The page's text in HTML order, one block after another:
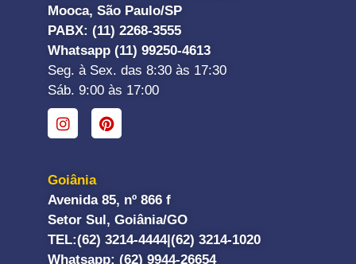
Mooca, São Paulo/SP
PABX: (11) 2268-3555
Whatsapp (11) 99250-4613
Seg. à Sex. das 8:30 às 17:30
Sáb. 9:00 às 17:00
Goiânia
Avenida 85, nº 866 f
Setor Sul, Goiânia/GO
TEL:(62) 3214-4444| (62) 3214-1020
Whatsapp: (62) 9944-26654